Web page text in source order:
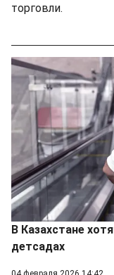
торговли.
В Казахстане
детсадах